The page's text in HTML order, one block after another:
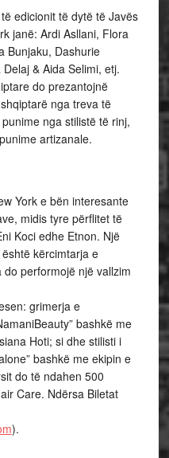
edicionit të dytë të Javës
janë: Ardi Asllani, Flora
Bunjaku, Dashurie
& Aida Selimi, etj.
do prezantojnë
nga treva të
nga stilistë të rinj,
artizanale.
York e bën interesante
midis tyre përflitet të
Koci edhe Etnon. Një
kërcimtarja e
performojë një vallzim
grimerja e
bashkë me
Hoti; si dhe stilisti i
bashkë me ekipin e
do të ndahen 500
Care. Ndërsa Biletat
).